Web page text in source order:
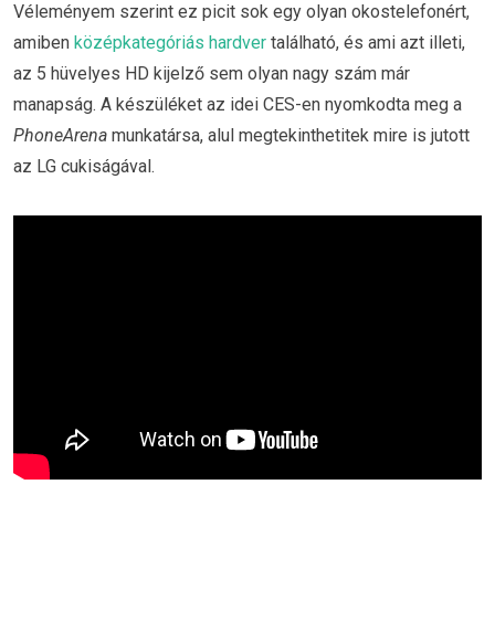
Véleményem szerint ez picit sok egy olyan okostelefonért,
amiben középkategóriás hardver található, és ami azt illeti,
az 5 hüvelyes HD kijelző sem olyan nagy szám már
manapság. A készüléket az idei CES-en nyomkodta meg a
PhoneArena munkatársa, alul megtekinthetitek mire is jutott
az LG cukiságával.